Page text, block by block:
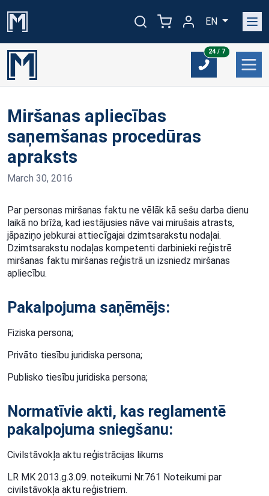
EN
24 / 724/7
Miršanas apliecības
saņemšanas procedūras
apraksts
March 30, 2016
Par personas miršanas faktu ne vēlāk kā sešu darba dienu
laikā no brīža, kad iestājusies nāve vai mirušais atrasts,
jāpaziņo jebkurai attiecīgajai dzimtsarakstu nodaļai.
Dzimtsarakstu nodaļas kompetenti darbinieki reģistrē
miršanas faktu miršanas reģistrā un izsniedz miršanas
apliecību.
Pakalpojuma saņēmējs:
Fiziska persona;
Privāto tiesību juridiska persona;
Publisko tiesību juridiska persona;
Normatīvie akti, kas reglamentē
pakalpojuma sniegšanu:
Civilstāvokļa aktu reģistrācijas likums
LR MK 2013.g.3.09. noteikumi Nr.761 Noteikumi par
civilstāvokļa aktu reģistriem.